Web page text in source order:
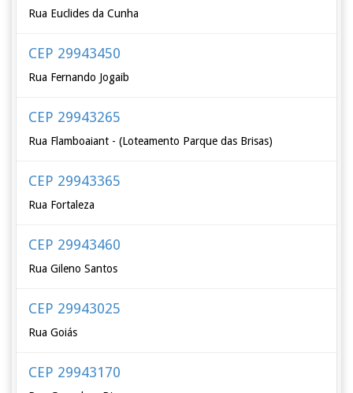
Rua Euclides da Cunha
CEP 29943450
Rua Fernando Jogaib
CEP 29943265
Rua Flamboaiant - (Loteamento Parque das Brisas)
CEP 29943365
Rua Fortaleza
CEP 29943460
Rua Gileno Santos
CEP 29943025
Rua Goiás
CEP 29943170